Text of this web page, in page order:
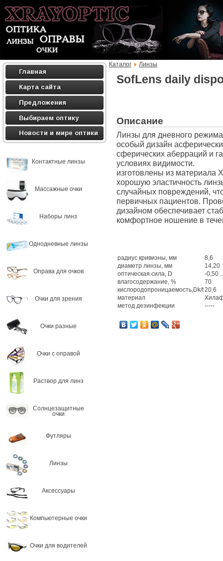
Главная
Карта сайта
Предложения
Выбираем оптику
Новости и мире оптики
Контактные линзы
Массажные очки
Наборы линз
Однодневные линзы
Оправа для очков
Очки для зрения
Очки разные
Очки с оправой
Раствор для линз
Солнцезащитные
очки
Футляры
Линзы
Аксессуары
Компьютерные очки
Очки для водителей
Каталог Линзы
SofLens daily
Описание
Линзы для дневного
особый дизайн
сферических аберраций и
условиях видимости.
изготовлены из материала
хорошую эластичность
случайных повреждений,
первичных пациентов.
дизайном обеспечивает
комфортное ношение в
радиус кривизны, мм
8,6
диаметр линзы, мм
14,20
оптическая сила, D
-0,50
влагосодержание, %
70
кислородопроницаемость,Dk/t20,6
материал
метод дезинфекции
-----